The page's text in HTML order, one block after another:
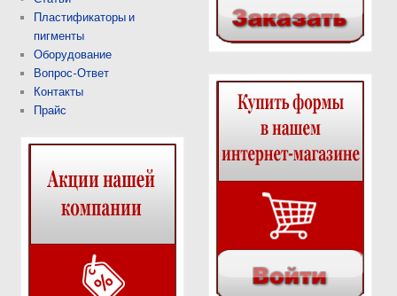
Пластификаторы и
пигменты
Оборудование
Вопрос-Ответ
Контакты
Прайс